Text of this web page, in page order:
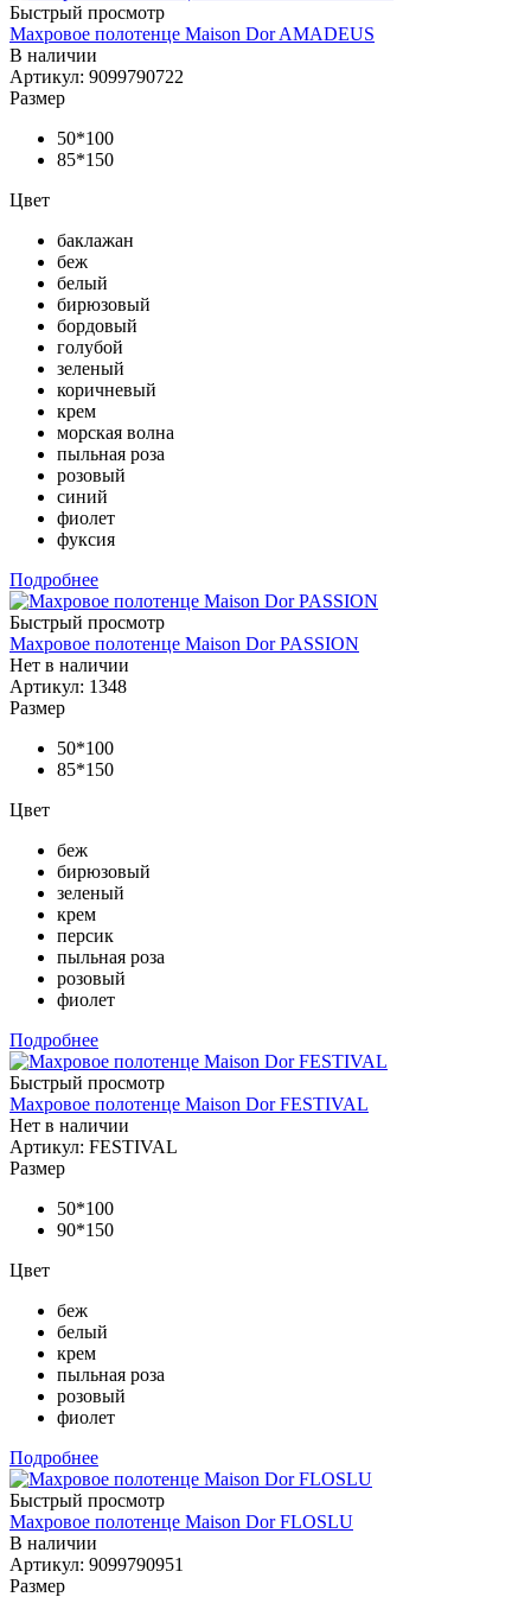
Быстрый просмотр
Махровое полотенце Maison Dor AMADEUS
В наличии
Артикул: 9099790722
Размер
50*100
85*150
Цвет
баклажан
беж
белый
бирюзовый
бордовый
голубой
зеленый
коричневый
крем
морская волна
пыльная роза
розовый
синий
фиолет
фуксия
Подробнее
Быстрый просмотр
Махровое полотенце Maison Dor PASSION
Нет в наличии
Артикул: 1348
Размер
50*100
85*150
Цвет
беж
бирюзовый
зеленый
крем
персик
пыльная роза
розовый
фиолет
Подробнее
Быстрый просмотр
Махровое полотенце Maison Dor FESTIVAL
Нет в наличии
Артикул: FESTIVAL
Размер
50*100
90*150
Цвет
беж
белый
крем
пыльная роза
розовый
фиолет
Подробнее
Быстрый просмотр
Махровое полотенце Maison Dor FLOSLU
В наличии
Артикул: 9099790951
Размер